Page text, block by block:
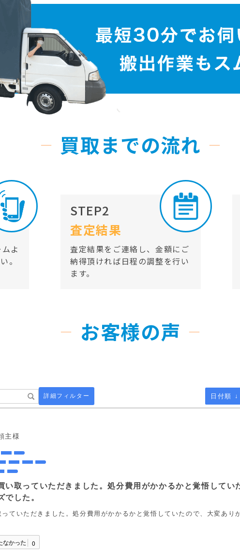
買取までの流れ
よ
。
STEP2
査定結果
査定結果をご連絡し、金額にご
納得頂ければ日程の調整を行い
ます。
お客様の声
詳細フィルター 日付順 ↓
主様
い取っていただきました。処分費用がかかるかと覚悟してい
でした。
ていただきました。処分費用がかかるかと覚悟していたので、大変あり
なかった 0